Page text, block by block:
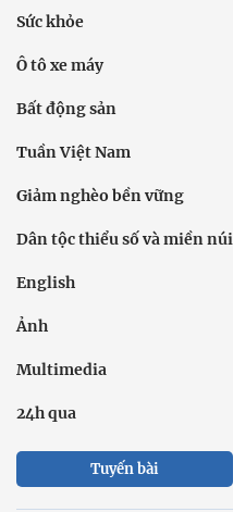
Sức khỏe
Ô tô xe máy
Bất động sản
Tuần Việt Nam
Giảm nghèo bền vững
Dân tộc thiểu số và miền núi
English
Ảnh
Multimedia
24h qua
Tuyến bài